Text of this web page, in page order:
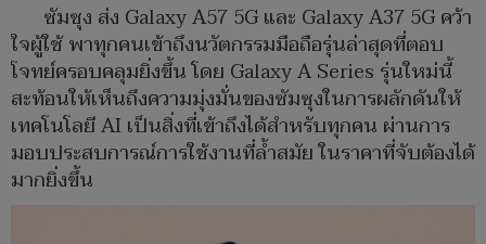
ซัมซุง ส่ง Galaxy A57 5G และ Galaxy A37 5G คว้า
ใจผู้ใช้ พาทุกคนเข้าถึงนวัตกรรมมือถือรุ่นล่าสุดที่ตอบ
โจทย์ครอบคลุมยิ่งขึ้น โดย Galaxy A Series รุ่นใหม่นี้
สะท้อนให้เห็นถึงความมุ่งมั่นของซัมซุงในการผลักดันให้
เทคโนโลยี AI เป็นสิ่งที่เข้าถึงได้สำหรับทุกคน ผ่านการ
มอบประสบการณ์การใช้งานที่ล้ำสมัย ในราคาที่จับต้องได้
มากยิ่งขึ้น